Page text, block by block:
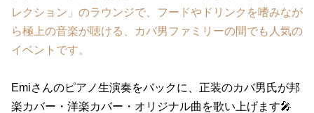
レクション」のラウンジで、フードやドリンクを嗜みなが
ら極上の音楽が聴ける、カバ男ファミリーの間でも人気の
イベントです。
Emiさんのピアノ生演奏をバックに、正装のカバ男氏が邦
楽カバー・洋楽カバー・オリジナル曲を歌い上げます🎤